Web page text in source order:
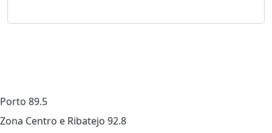
Porto 89.5
Zona Centro e Ribatejo 92.8